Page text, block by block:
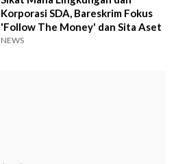
Korporasi SDA, Bareskrim Fokus
'Follow The Money' dan Sita Aset
NEWS